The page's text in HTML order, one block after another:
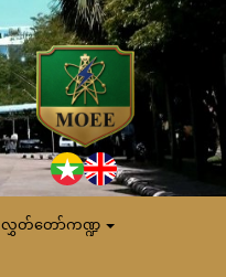
လွှတ်တော်ကဏ္ဍ